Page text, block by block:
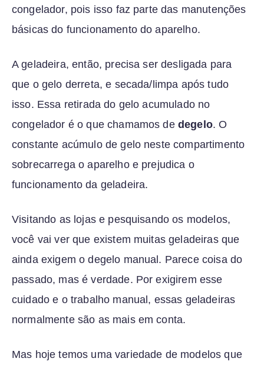
congelador, pois isso faz parte das manutenções
básicas do funcionamento do aparelho.
A geladeira, então, precisa ser desligada para
que o gelo derreta, e secada/limpa após tudo
isso. Essa retirada do gelo acumulado no
congelador é o que chamamos de degelo. O
constante acúmulo de gelo neste compartimento
sobrecarrega o aparelho e prejudica o
funcionamento da geladeira.
Visitando as lojas e pesquisando os modelos,
você vai ver que existem muitas geladeiras que
ainda exigem o degelo manual. Parece coisa do
passado, mas é verdade. Por exigirem esse
cuidado e o trabalho manual, essas geladeiras
normalmente são as mais em conta.
Mas hoje temos uma variedade de modelos que